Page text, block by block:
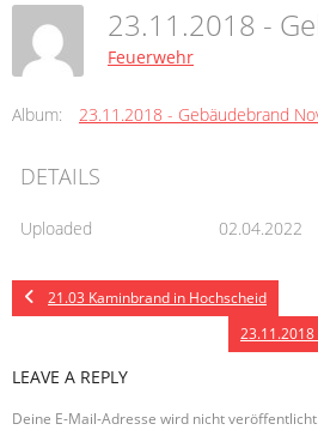
Feuerwehr
Album: 23.11.2018 - Gebäudebrand
DETAILS
Uploaded 02.04.2022
21.03 Kaminbrand in Hochscheid
LEAVE A REPLY
Deine E-Mail-Adresse wird nicht veröffentlicht.